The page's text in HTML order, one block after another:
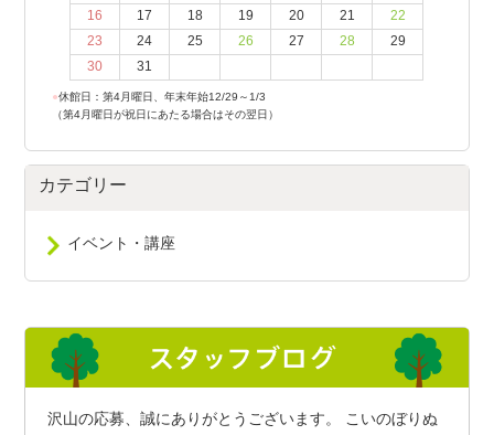
16
17 18 19 20 21
22
23
24 25 26 27 28
29
30
31
●休館日：第4月曜日、年末年始12/29～1/3
（第4月曜日が祝日にあたる場合はその翌日）
カテゴリー
イベント・講座
沢山の応募、誠にありがとうございます。 こいのぼりぬ